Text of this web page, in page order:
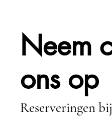
Neem
ons op
Reserveringen